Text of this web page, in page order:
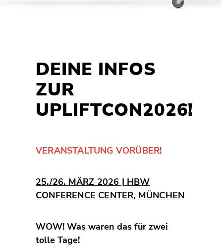
DEINE INFOS
ZUR
UPLIFTCON2026!
VERANSTALTUNG VORÜBER!
25./26. MÄRZ 2026 | HBW
CONFERENCE CENTER, MÜNCHEN
WOW! Was waren das für zwei
tolle Tage!